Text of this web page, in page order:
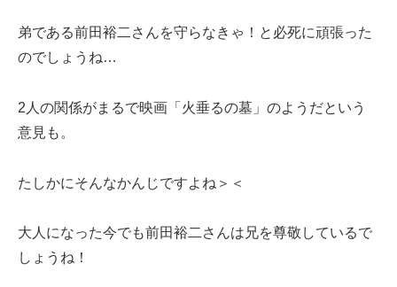
弟である前田裕二さんを守らなきゃ！と必死に頑張った
のでしょうね…
2人の関係がまるで映画「火垂るの墓」のようだという
意見も。
たしかにそんなかんじですよね＞＜
大人になった今でも前田裕二さんは兄を尊敬しているで
しょうね！